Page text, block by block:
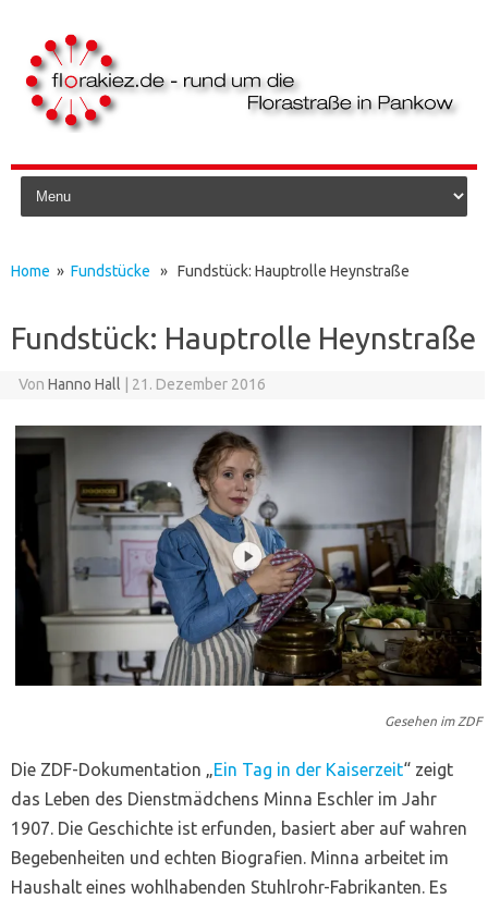
Skip to content
Home » Fundstücke » Fundstück: Hauptrolle Heynstraße
Fundstück: Hauptrolle Heynstraße
Von Hanno Hall 21. Dezember 2016
Gesehen im ZDF
Die ZDF-Dokumentation „Ein Tag in der Kaiserzeit“ zeigt
das Leben des Dienstmädchens Minna Eschler im Jahr
1907. Die Geschichte ist erfunden, basiert aber auf wahren
Begebenheiten und echten Biografien. Minna arbeitet im
Haushalt eines wohlhabenden Stuhlrohr-Fabrikanten. Es